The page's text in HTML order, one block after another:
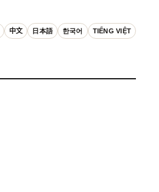
中文 日本語 한국어 TIẾNG VIỆT